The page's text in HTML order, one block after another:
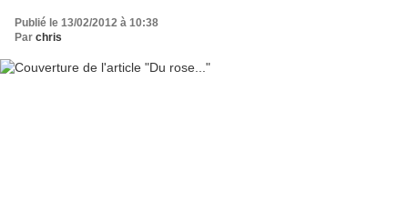
Publié le 13/02/2012 à 10:38
Par chris